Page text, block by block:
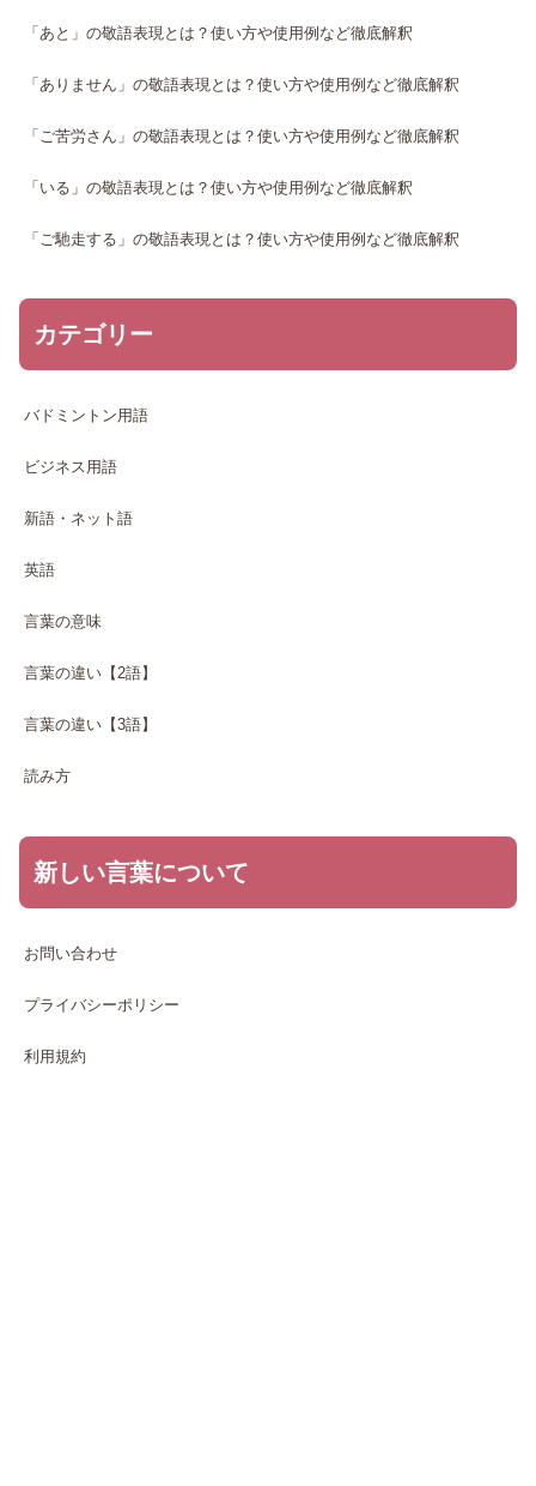
「あと」の敬語表現とは？使い方や使用例など徹底解釈
「ありません」の敬語表現とは？使い方や使用例など徹底解釈
「ご苦労さん」の敬語表現とは？使い方や使用例など徹底解釈
「いる」の敬語表現とは？使い方や使用例など徹底解釈
「ご馳走する」の敬語表現とは？使い方や使用例など徹底解釈
カテゴリー
バドミントン用語
ビジネス用語
新語・ネット語
英語
言葉の意味
言葉の違い【2語】
言葉の違い【3語】
読み方
新しい言葉について
お問い合わせ
プライバシーポリシー
利用規約